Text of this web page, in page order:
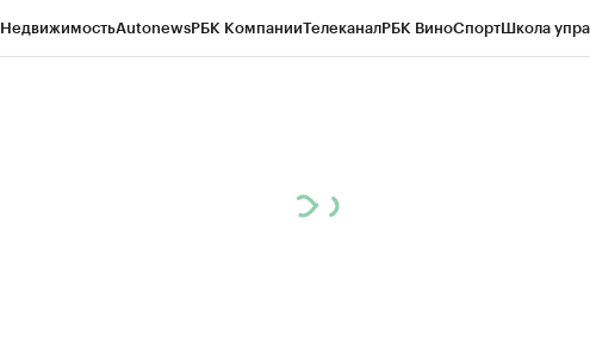
НедвижимостьAutonewsРБК КомпанииТелеканалРБК ВиноСпортШкола